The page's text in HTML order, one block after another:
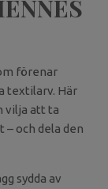
förenar
textilarv. Här
vilja att ta
och dela den
sydda av